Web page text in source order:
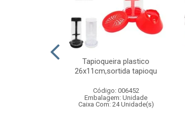
Tapioqueira plastico
26x11cm,sortida tapioqu
Código: 006452
Embalagem: Unidade
Caixa Com: 24 Unidade(s)